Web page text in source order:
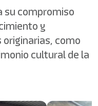
su compromiso
y
como
cultural de la